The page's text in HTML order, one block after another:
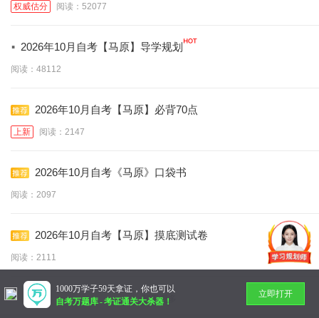
权威估分 阅读：52077
· 2026年10月自考【马原】导学规划
阅读：48112
2026年10月自考【马原】必背70点
上新 阅读：2147
2026年10月自考《马原》口袋书
阅读：2097
2026年10月自考【马原】摸底测试卷
阅读：2111
暂无更多
1000万学子59天拿证，你也可以
自考万题库-考证通关大杀器！
立即打开